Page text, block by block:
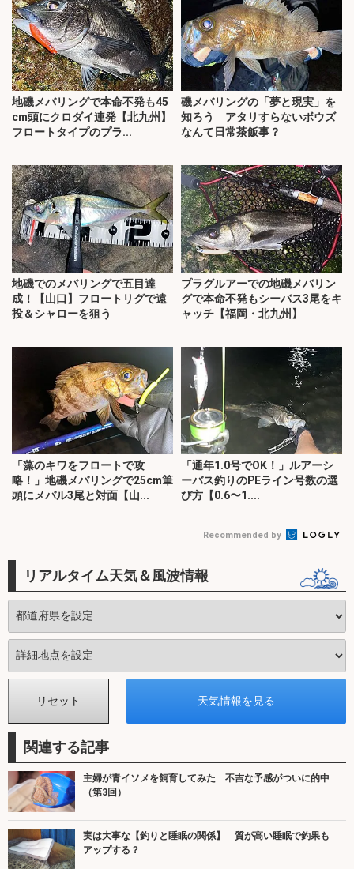
地磯メバリングで本命不発も45
cm頭にクロダイ連発【北九州】
フロートタイプのプラ...
磯メバリングの「夢と現実」を
知ろう アタリすらないボウズ
なんて日常茶飯事？
地磯でのメバリングで五目達
成！【山口】フロートリグで遠
投＆シャローを狙う
プラグルアーでの地磯メバリン
グで本命不発もシーバス3尾をキ
ャッチ【福岡・北九州】
「藻のキワをフロートで攻
略！」地磯メバリングで25cm筆
頭にメバル3尾と対面【山...
「通年1.0号でOK！」ルアーシ
ーバス釣りのPEライン号数の選
び方【0.6〜1....
Recommended by
リアルタイム天気＆風波情報
関連する記事
主婦が青イソメを飼育してみた 不吉な予感がついに的中
（第3回）
実は大事な【釣りと睡眠の関係】 質が高い睡眠で釣果も
アップする？